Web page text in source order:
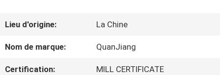
Lieu d'origine: La Chine
Nom de marque: QuanJiang
Certification: MILL CERTIFICATE